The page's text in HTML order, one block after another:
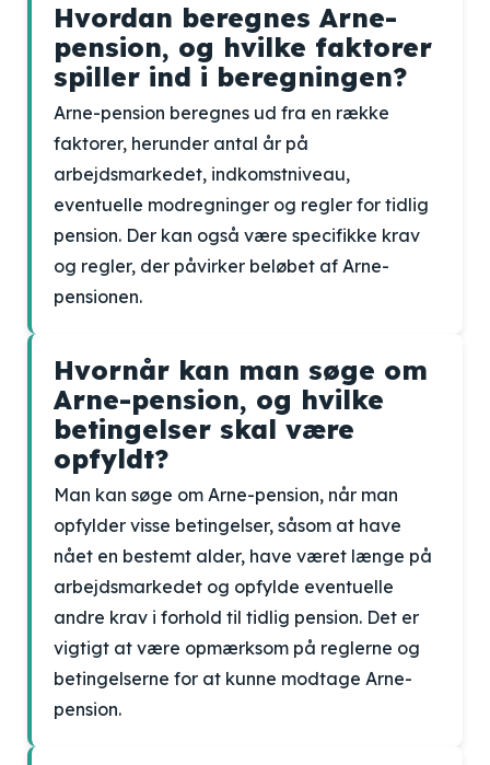
Hvordan beregnes Arne-
pension, og hvilke faktorer
spiller ind i beregningen?
Arne-pension beregnes ud fra en række
faktorer, herunder antal år på
arbejdsmarkedet, indkomstniveau,
eventuelle modregninger og regler for tidlig
pension. Der kan også være specifikke krav
og regler, der påvirker beløbet af Arne-
pensionen.
Hvornår kan man søge om
Arne-pension, og hvilke
betingelser skal være
opfyldt?
Man kan søge om Arne-pension, når man
opfylder visse betingelser, såsom at have
nået en bestemt alder, have været længe på
arbejdsmarkedet og opfylde eventuelle
andre krav i forhold til tidlig pension. Det er
vigtigt at være opmærksom på reglerne og
betingelserne for at kunne modtage Arne-
pension.